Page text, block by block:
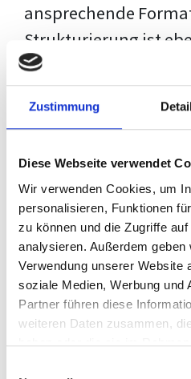
Zustimmung
Diese Webseite verwendet
Wir verwenden Cookies, um
personalisieren, Funktionen
zu können und die Zugriffe
analysieren. Außerdem
Verwendung unserer Website
soziale Medien, Werbung und
Partner führen diese
weiteren Daten zusammen,
haben oder die sie im
ansprechende
Strukturierung ist
wie der Inhalt selbst.
eigene Erwartungen,
Schulung ist so
deiner individuellen
anstatt eine
Der Prozess des
Schreibens kann
Wissen eine große
darstellen. Jedoch,
denTechniken und
Kurses, wird die